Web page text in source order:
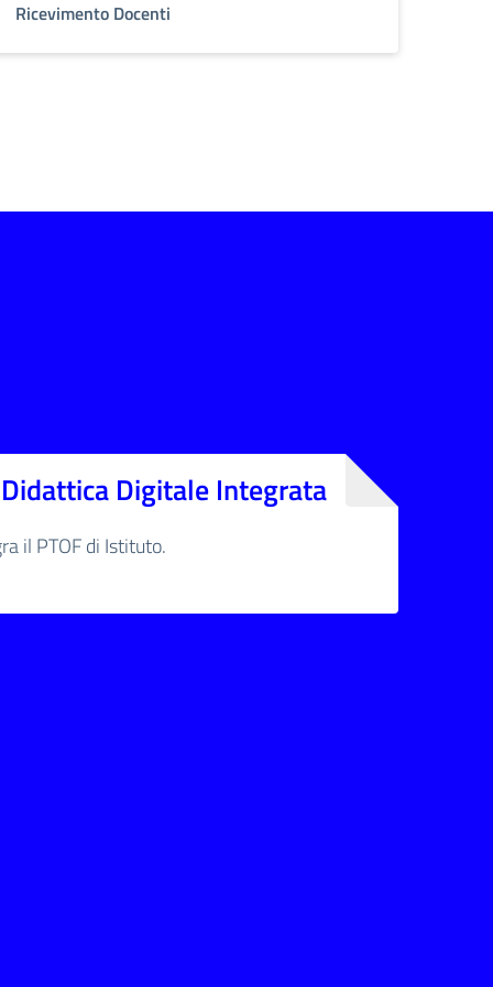
Ricevimento Docenti
Digitale Integrata
il PTOF di Istituto.